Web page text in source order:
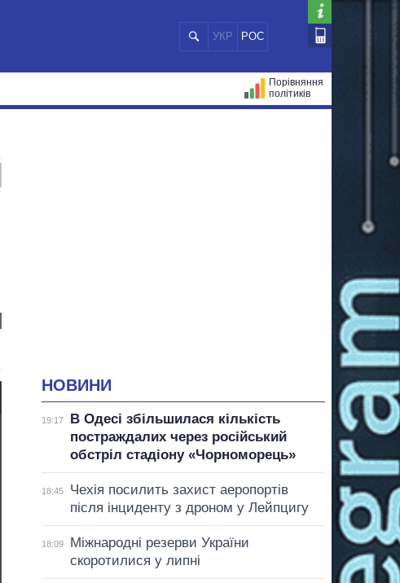
УКР РОС
Порівняння
політиків
НОВИНИ
19:17
В Одесі збільшилася кількість
постраждалих через російський
обстріл стадіону «Чорноморець»
18:45
Чехія посилить захист аеропортів
після інциденту з дроном у Лейпцигу
18:09
Міжнародні резерви України
скоротилися у липні